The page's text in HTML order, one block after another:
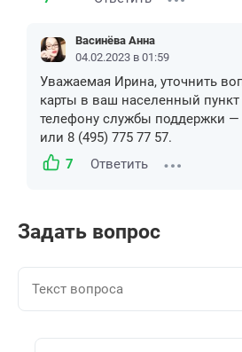
Васинёва Анна
04.02.2023 в 01:59
Уважаемая Ирина, уточнить
карты в ваш населенный
телефону службы поддержки —
или 8 (495) 775 77 57.
7
Ответить
Задать вопрос